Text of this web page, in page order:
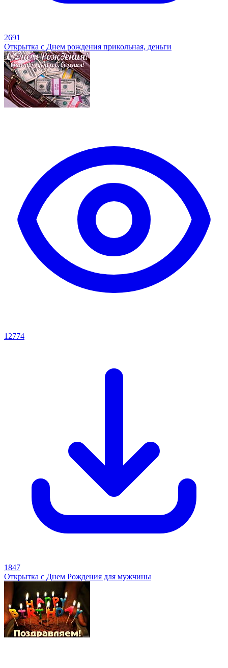
2691
Открытка с Днем рождения прикольная, деньги
12774
1847
Открытка с Днем Рождения для мужчины